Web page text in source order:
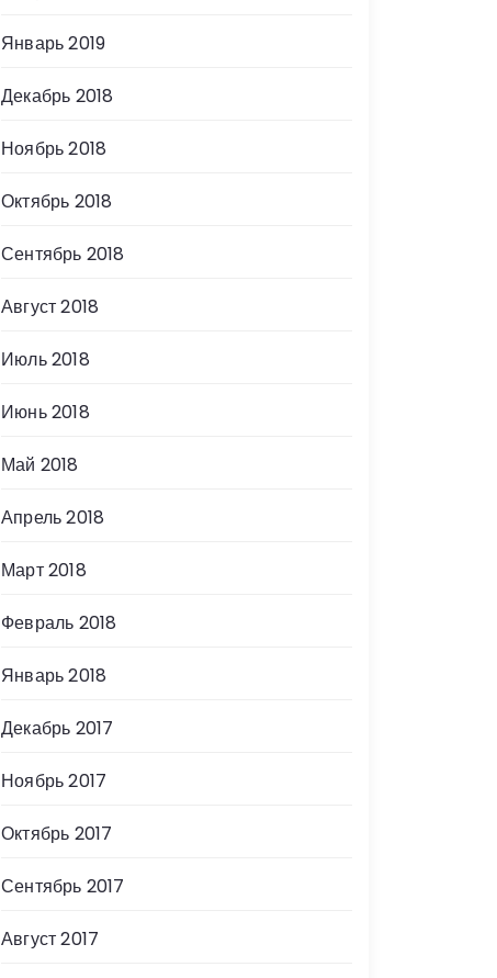
Январь 2019
Декабрь 2018
Ноябрь 2018
Октябрь 2018
Сентябрь 2018
Август 2018
Июль 2018
Июнь 2018
Май 2018
Апрель 2018
Март 2018
Февраль 2018
Январь 2018
Декабрь 2017
Ноябрь 2017
Октябрь 2017
Сентябрь 2017
Август 2017